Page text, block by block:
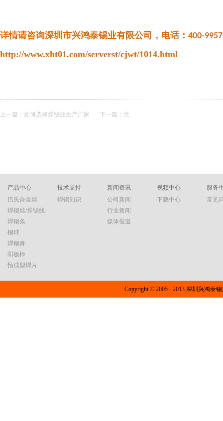
详情请咨询深圳市兴鸿泰锡业有限公司，电话： 400-
http://www.xht01.com/serverst/cjwt/1014.html
上一篇： 如何选择焊锡丝生产厂家 下一篇：无
产品中心
巴氏合金丝
焊锡丝/焊锡线
焊锡条
锡球
焊锡膏
阳极棒
预成型焊片
技术支持
焊锡知识
新闻资讯
公司新闻
行业新闻
媒体报道
视频中心
下载中心
服务
常见
Copyright © 2005 - 2013 深圳兴鸿泰